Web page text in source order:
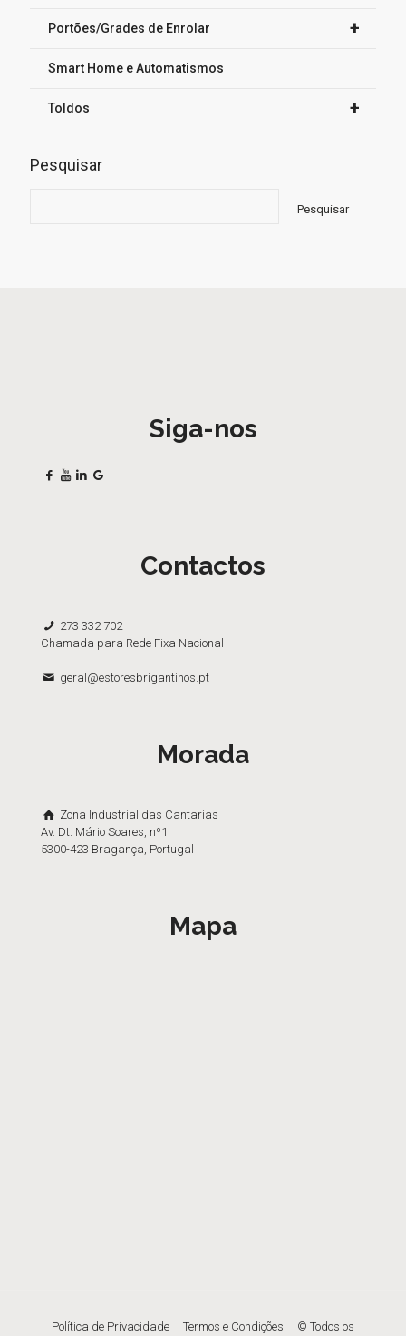
+
Portões/Grades de Enrolar
Smart Home e Automatismos
+
Toldos
Pesquisar
Pesquisar
Siga-nos
Contactos
273 332 702
Chamada para Rede Fixa Nacional
geral@estoresbrigantinos.pt
Morada
Zona Industrial das Cantarias
Av. Dt. Mário Soares, nº1
5300-423 Bragança, Portugal
Mapa
Política de Privacidade Termos e Condições © Todos os